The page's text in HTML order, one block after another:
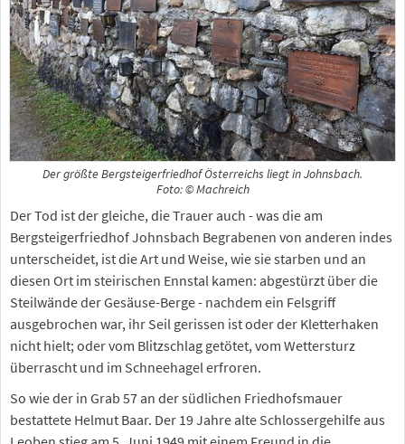
Der größte Bergsteigerfriedhof Österreichs liegt in Johnsbach.
Foto: © Machreich
Der Tod ist der gleiche, die Trauer auch - was die am
Bergsteigerfriedhof Johnsbach Begrabenen von anderen indes
unterscheidet, ist die Art und Weise, wie sie starben und an
diesen Ort im steirischen Ennstal kamen: abgestürzt über die
Steilwände der Gesäuse-Berge - nachdem ein Felsgriff
ausgebrochen war, ihr Seil gerissen ist oder der Kletterhaken
nicht hielt; oder vom Blitzschlag getötet, vom Wettersturz
überrascht und im Schneehagel erfroren.
So wie der in Grab 57 an der südlichen Friedhofsmauer
bestattete Helmut Baar. Der 19 Jahre alte Schlossergehilfe aus